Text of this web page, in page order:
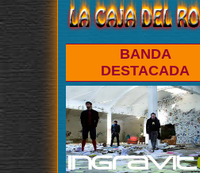
BANDA
DESTACADA